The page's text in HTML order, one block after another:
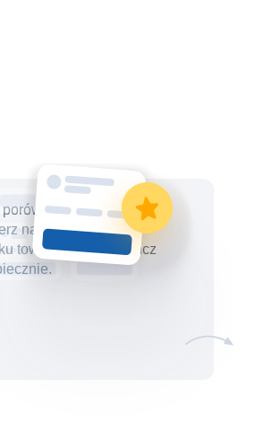
ceny i terminy, a
najlepszą opcję
towarowego. Zakończ